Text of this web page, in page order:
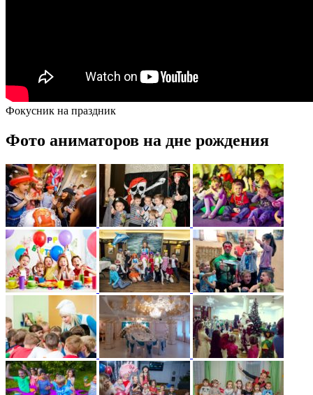
Фокусник на праздник
Фото аниматоров на дне рождения